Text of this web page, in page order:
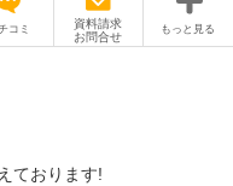
コミ
資料請求
お問合せ
もっと見る
ブログ
ております!